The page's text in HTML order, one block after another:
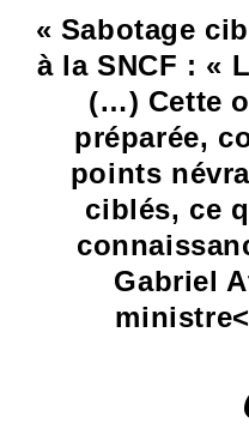
« Sabotage
à la SNCF : «
(…) Cette
préparée,
points
ciblés, ce
Gabriel